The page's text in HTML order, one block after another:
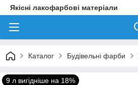
Якісні лакофарбові матеріали
Каталог Будівельні фарби
9 л вигідніше на 18%